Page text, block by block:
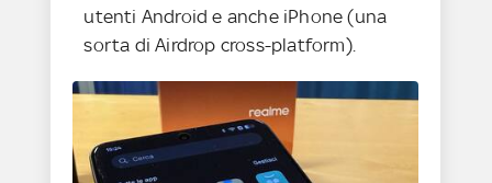
utenti Android e anche iPhone (una
sorta di Airdrop cross-platform).